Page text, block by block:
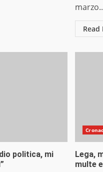
Read
politica, mi
Lega,
multe